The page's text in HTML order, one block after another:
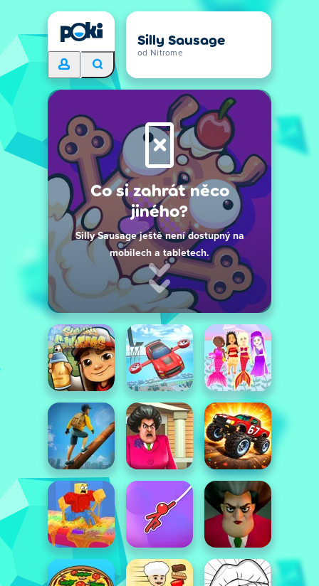
Silly Sausage
od Nitrome
Co si zahrát něco
jiného?
Silly Sausage ještě není dostupný na
mobilech a tabletech.